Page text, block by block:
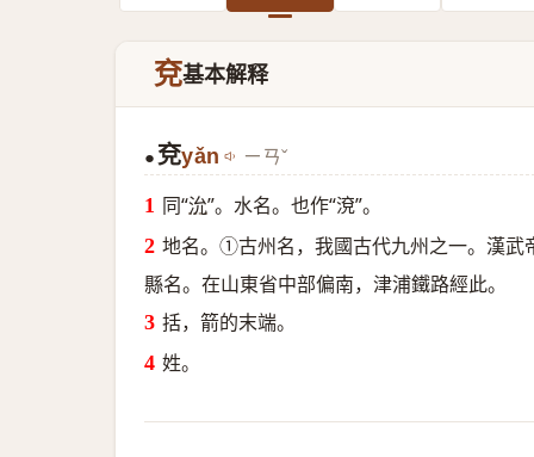
兗基本解释
● 兗yǎn ㄧㄢˇ
同“沇”。水名。也作“渷”。
地名。①古州名，我國古代九州之一。漢
縣名。在山東省中部偏南，津浦鐵路經此。
括，箭的末端。
姓。